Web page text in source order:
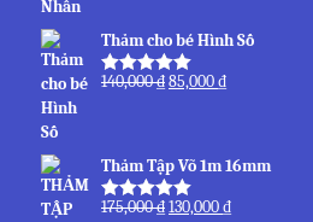
Thảm cho bé Hình Số
Được xếp
140,000₫85,000₫
Thảm Tập Võ 1m 16mm
Được xếp
175,000₫130,000₫